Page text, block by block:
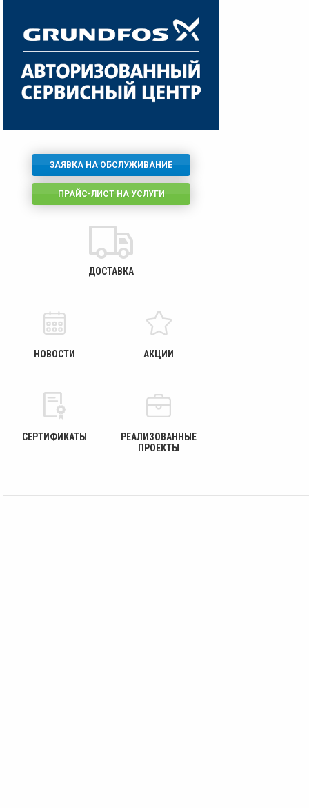
ЗАЯВКА НА ОБСЛУЖИВАНИЕ
ПРАЙС-ЛИСТ НА УСЛУГИ
ДОСТАВКА
НОВОСТИ АКЦИИ
СЕРТИФИКАТЫ
РЕАЛИЗОВАННЫЕ
ПРОЕКТЫ